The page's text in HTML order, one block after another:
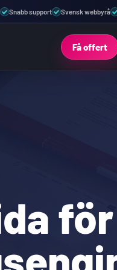
Snabb support Svensk webbyrå
Få offert
för